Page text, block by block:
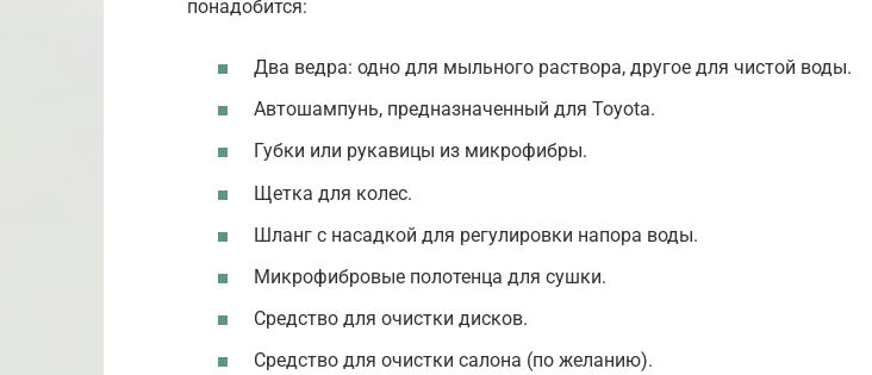
понадобится:
Два ведра: одно для мыльного раствора, другое для чистой воды.
Автошампунь, предназначенный для Toyota.
Губки или рукавицы из микрофибры.
Щетка для колес.
Шланг с насадкой для регулировки напора воды.
Микрофибровые полотенца для сушки.
Средство для очистки дисков.
Средство для очистки салона (по желанию).